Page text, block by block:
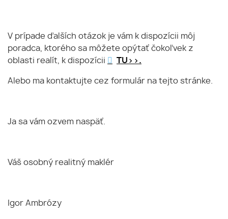
V prípade ďalších otázok je vám k dispozícii môj
poradca, ktorého sa môžete opýtať čokoľvek z
oblasti realít, k dispozícii
TU>>.
Alebo ma kontaktujte cez formulár na tejto stránke.
Ja sa vám ozvem naspäť.
Váš osobný realitný maklér
Igor Ambrózy